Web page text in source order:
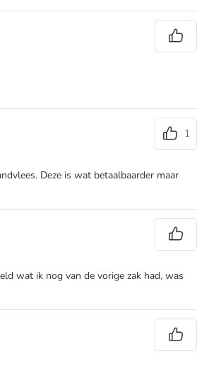
1
Deze is wat betaalbaarder maar
wat ik nog van de vorige zak had, was